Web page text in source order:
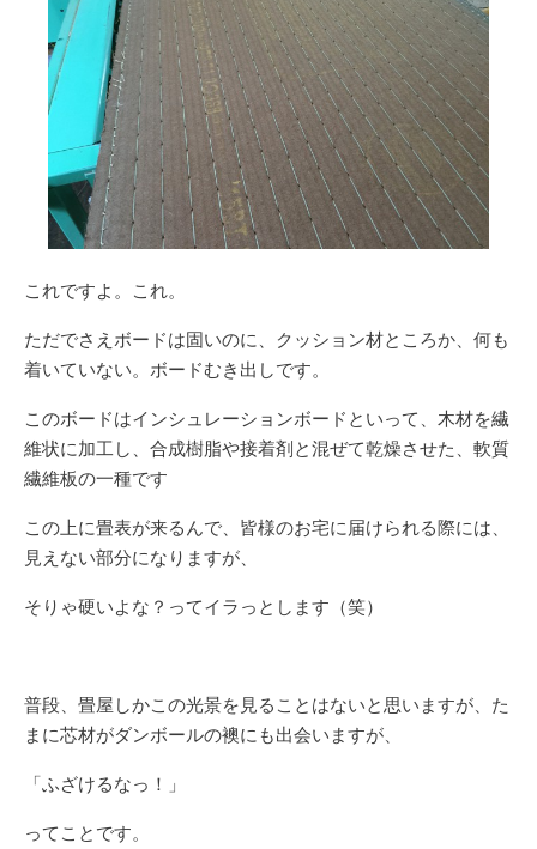
これですよ。これ。
ただでさえボードは固いのに、クッション材ところか、何も
着いていない。ボードむき出しです。
このボードはインシュレーションボードといって、木材を繊
維状に加工し、合成樹脂や接着剤と混ぜて乾燥させた、軟質
繊維板の一種です
この上に畳表が来るんで、皆様のお宅に届けられる際には、
見えない部分になりますが、
そりゃ硬いよな？ってイラっとします（笑）
普段、畳屋しかこの光景を見ることはないと思いますが、た
まに芯材がダンボールの襖にも出会いますが、
「ふざけるなっ！」
ってことです。